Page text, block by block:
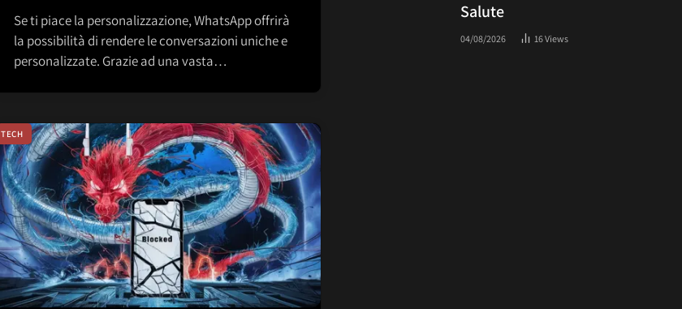
Se ti piace la personalizzazione, WhatsApp offrirà
la possibilità di rendere le conversazioni uniche e
personalizzate. Grazie ad una vasta…
TECH
Salute
04/08/2026 16Views